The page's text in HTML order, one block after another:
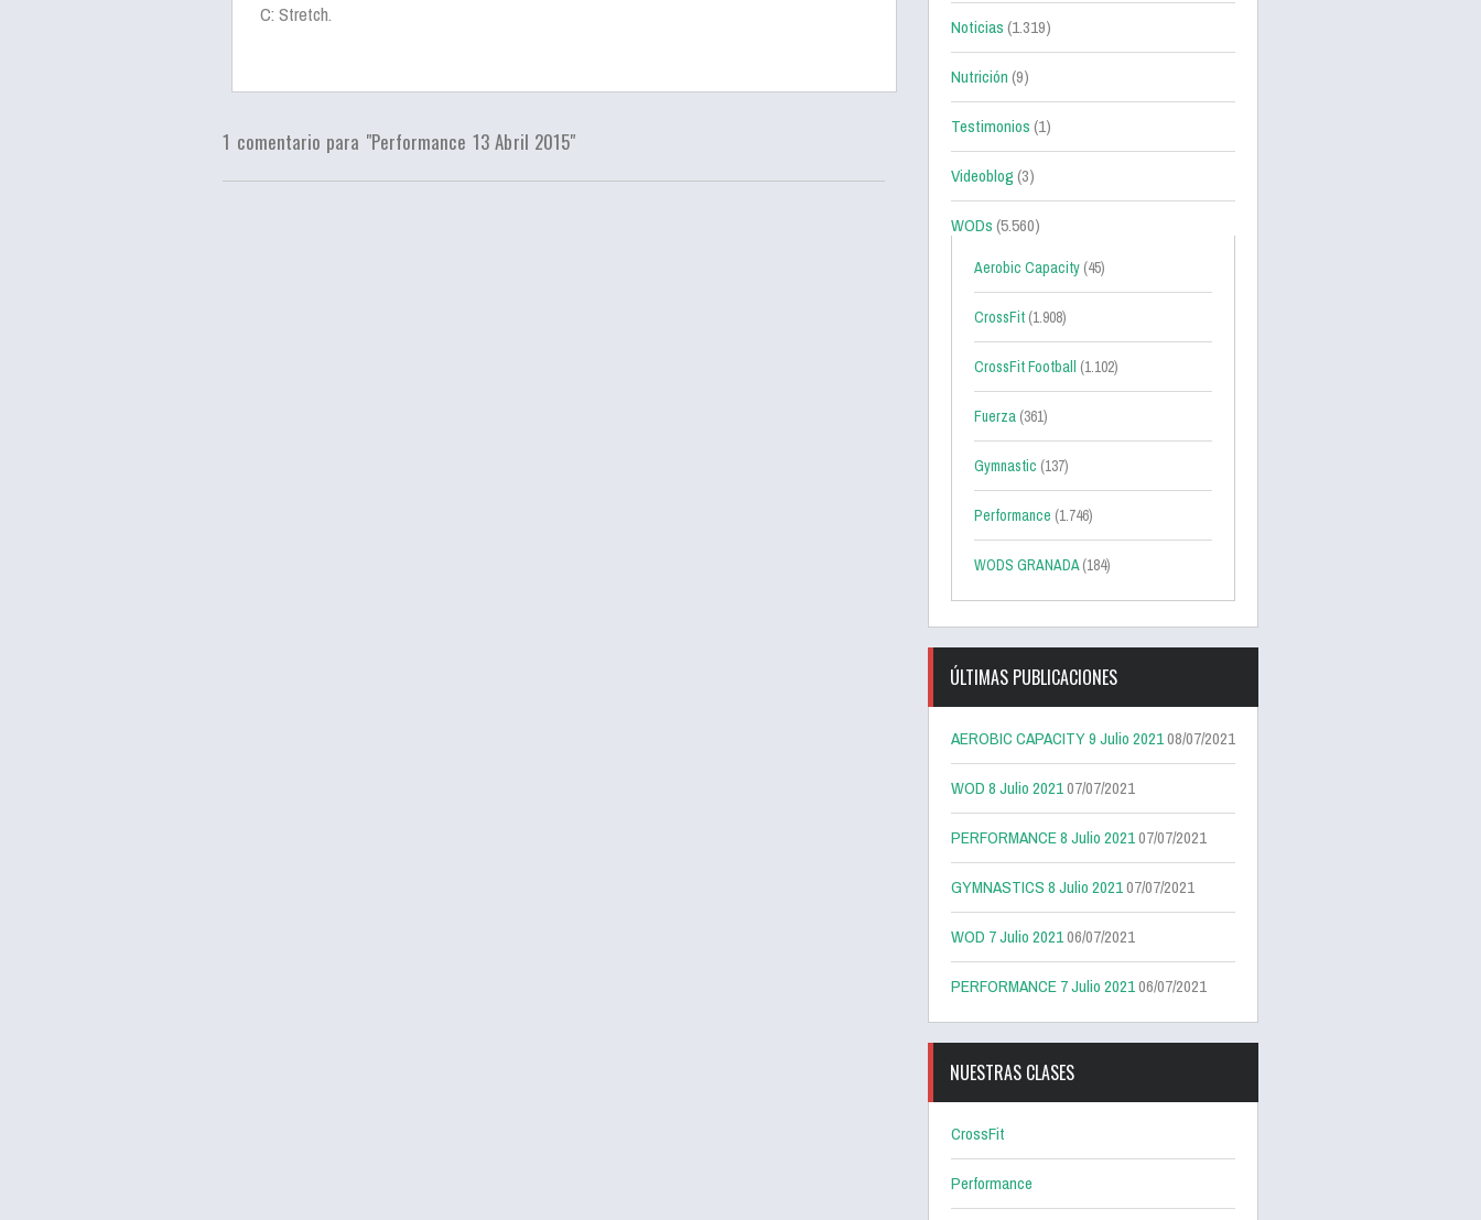
C: Stretch.
1 comentario para "Performance 13 Abril 2015"
Noticias(1.319)
Nutrición(9)
Testimonios(1)
Videoblog(3)
WODs(5.560)
Aerobic Capacity (45)
CrossFit (1.908)
CrossFit Football (1.102)
Fuerza (361)
Gymnastic (137)
Performance (1.746)
WODS GRANADA(184)
ÚLTIMAS PUBLICACIONES
AEROBIC CAPACITY 9 Julio 202108/07/2021
WOD 8 Julio 202107/07/2021
PERFORMANCE 8 Julio 202107/07/2021
GYMNASTICS 8 Julio 202107/07/2021
WOD 7 Julio 202106/07/2021
PERFORMANCE 7 Julio 202106/07/2021
NUESTRAS CLASES
CrossFit
Performance